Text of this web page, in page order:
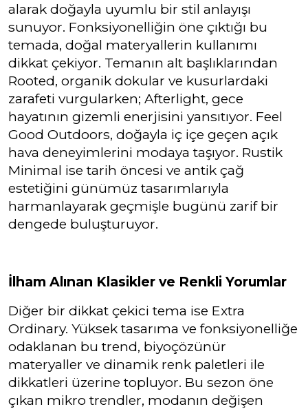
alarak doğayla uyumlu bir stil anlayışı
sunuyor. Fonksiyonelliğin öne çıktığı bu
temada, doğal materyallerin kullanımı
dikkat çekiyor. Temanın alt başlıklarından
Rooted, organik dokular ve kusurlardaki
zarafeti vurgularken; Afterlight, gece
hayatının gizemli enerjisini yansıtıyor. Feel
Good Outdoors, doğayla iç içe geçen açık
hava deneyimlerini modaya taşıyor. Rustik
Minimal ise tarih öncesi ve antik çağ
estetiğini günümüz tasarımlarıyla
harmanlayarak geçmişle bugünü zarif bir
dengede buluşturuyor.
İlham Alınan Klasikler ve Renkli Yorumlar
Diğer bir dikkat çekici tema ise Extra
Ordinary. Yüksek tasarıma ve fonksiyonelliğe
odaklanan bu trend, biyoçözünür
materyaller ve dinamik renk paletleri ile
dikkatleri üzerine topluyor. Bu sezon öne
çıkan mikro trendler, modanın değişen